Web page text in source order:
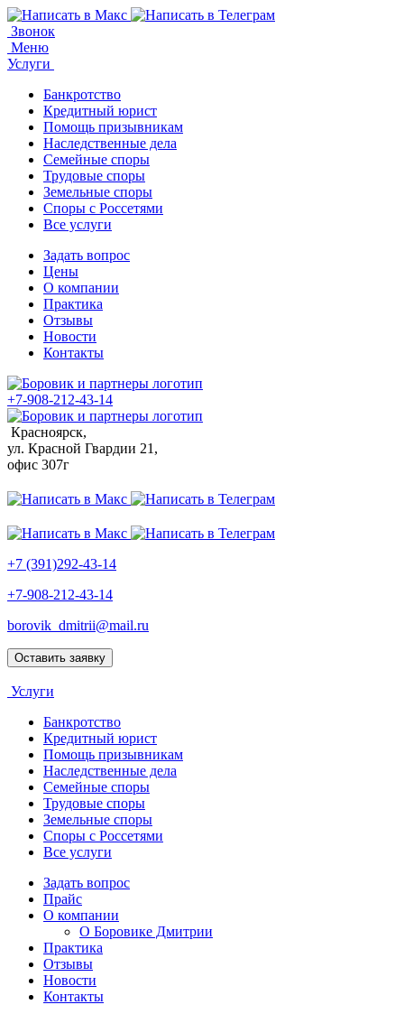
Звонок
Меню
Услуги
Банкротство
Кредитный юрист
Помощь призывникам
Наследственные дела
Семейные споры
Трудовые споры
Земельные споры
Споры с Россетями
Все услуги
Задать вопрос
Цены
О компании
Практика
Отзывы
Новости
Контакты
+7-908-212-43-14
Красноярск,
ул. Красной Гвардии 21,
офис 307г
+7 (391)292-43-14
+7-908-212-43-14
borovik_dmitrii@mail.ru
Оставить заявку
Услуги
Банкротство
Кредитный юрист
Помощь призывникам
Наследственные дела
Семейные споры
Трудовые споры
Земельные споры
Споры с Россетями
Все услуги
Задать вопрос
Прайс
О компании
О Боровике Дмитрии
Практика
Отзывы
Новости
Контакты